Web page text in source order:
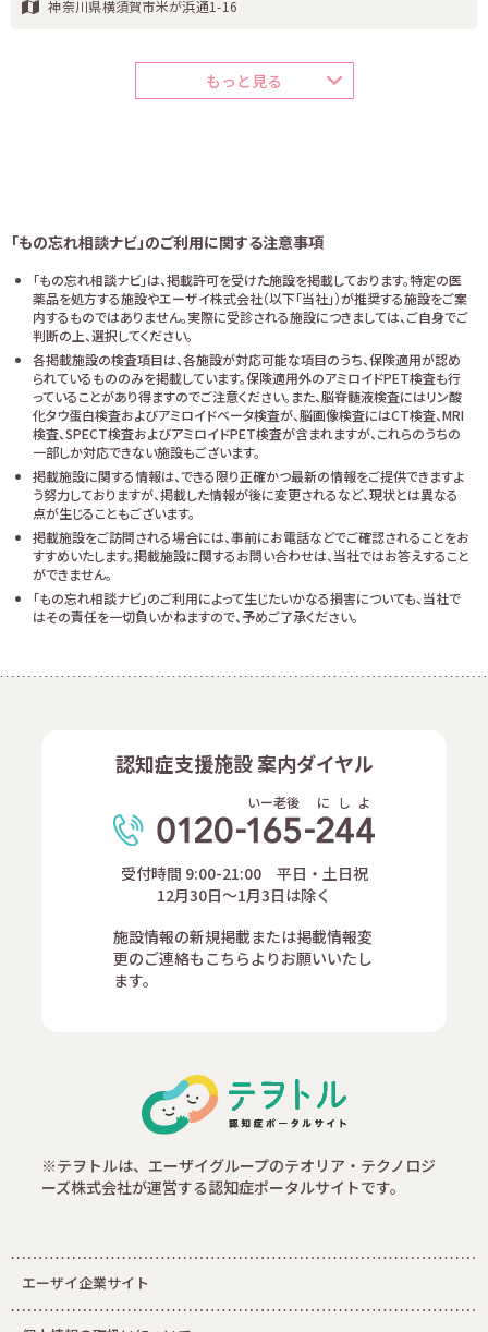
神奈川県横須賀市米が浜通1-16
もっと見る
「もの忘れ相談ナビ」のご利用に関する注意事項
「もの忘れ相談ナビ」は、掲載許可を受けた施設を掲載しております。特定の医
薬品を処方する施設やエーザイ株式会社（以下「当社」）が推奨する施設をご案
内するものではありません。実際に受診される施設につきましては、ご自身でご
判断の上、選択してください。
各掲載施設の検査項目は、各施設が対応可能な項目のうち、保険適用が認め
られているもののみを掲載しています。保険適用外のアミロイドPET検査も行
っていることがあり得ますのでご注意ください。また、脳脊髄液検査にはリン酸
化タウ蛋白検査およびアミロイドベータ検査が、脳画像検査にはCT検査、MRI
検査、SPECT検査およびアミロイドPET検査が含まれますが、これらのうちの
一部しか対応できない施設もございます。
掲載施設に関する情報は、できる限り正確かつ最新の情報をご提供できますよ
う努力しておりますが、掲載した情報が後に変更されるなど、現状とは異なる
点が生じることもございます。
掲載施設をご訪問される場合には、事前にお電話などでご確認されることをお
すすめいたします。掲載施設に関するお問い合わせは、当社ではお答えすること
ができません。
「もの忘れ相談ナビ」のご利用によって生じたいかなる損害についても、当社で
はその責任を一切負いかねますので、予めご了承ください。
認知症支援施設 案内ダイヤル
いー老後 に し よ
受付時間 9:00-21:00 平日・土日祝
12月30日～1月3日は除く
施設情報の新規掲載または掲載情報変
更のご連絡もこちらよりお願いいたし
ます。
※テヲトルは、エーザイグループのテオリア・テクノロジ
ーズ株式会社が運営する認知症ポータルサイトです。
エーザイ企業サイト